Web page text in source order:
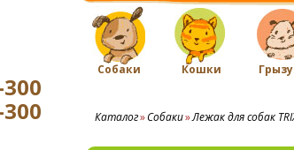
Собаки Кошки
Каталог Собаки Лежак для собак